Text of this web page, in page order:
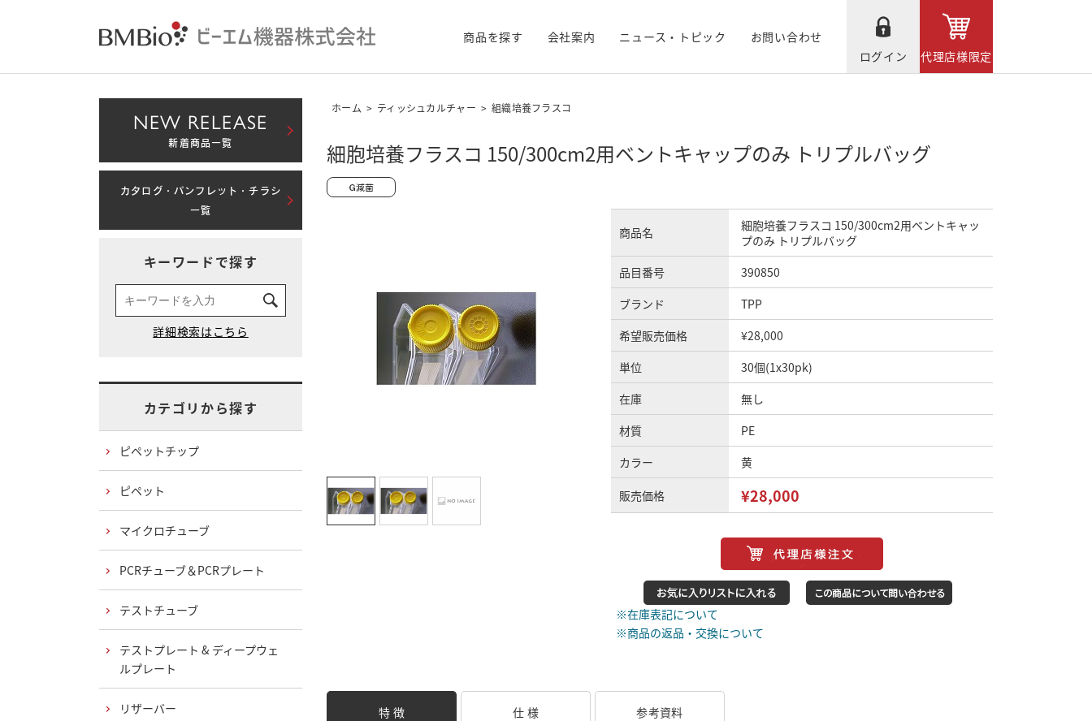
商品を探す 会社案内 ニュース・トピック
お問い合わせ
ログイン
代理店様限定
ホーム > ティッシュカルチャー > 組織培養フラスコ
細胞培養フラスコ 150/300cm2用ベントキャップのみ トリプルバッグ
商品名
細胞培養フラスコ 150/300cm2用ベントキャッ
プのみ トリプルバッグ
品目番号
390850
ブランド
TPP
希望販売価格
¥28,000
単位
30個(1x30pk)
在庫
無し
材質
PE
カラー
黄
販売価格 ¥28,000
※在庫表記について
※商品の返品・交換について
特 徴 仕 様 参考資料
NEW RELEASE
新着商品一覧
カタログ・パンフレット・チラシ
一覧
キーワードで探す
カテゴリから探す
ピペットチップ
ピペット
マイクロチューブ
PCRチューブ＆PCRプレート
テストチューブ
テストプレート & ディープウェ
ルプレート
リザーバー